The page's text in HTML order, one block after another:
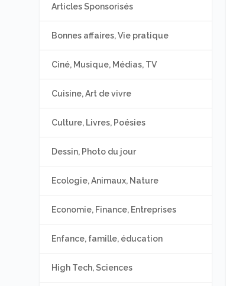
Articles Sponsorisés
Bonnes affaires, Vie pratique
Ciné, Musique, Médias, TV
Cuisine, Art de vivre
Culture, Livres, Poésies
Dessin, Photo du jour
Ecologie, Animaux, Nature
Economie, Finance, Entreprises
Enfance, famille, éducation
High Tech, Sciences